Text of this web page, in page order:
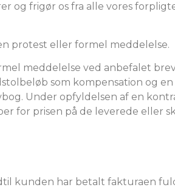
frigør os fra alle vores
protest eller formel meddelelse.
meddelelse ved anbefalet
som kompensation og
Under opfyldelsen af ​​en
for prisen på de leverede eller
kunden har betalt fakturaen